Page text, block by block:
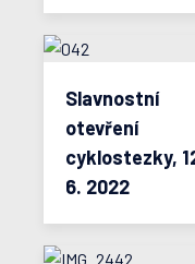
Slavnostní
otevření
cyklostezky,
6. 2022